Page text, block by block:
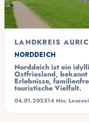
LANDKREIS
Norddeich
Norddeich ist ein
Ostfriesland,
Erlebnisse,
touristische Vielfalt.
04.01.202514 Min.